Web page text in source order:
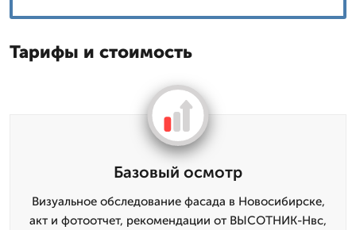
Тарифы и стоимость
Базовый осмотр
Визуальное обследование фасада в Новосибирске,
акт и фотоотчет, рекомендации от ВЫСОТНИК-Нвс,